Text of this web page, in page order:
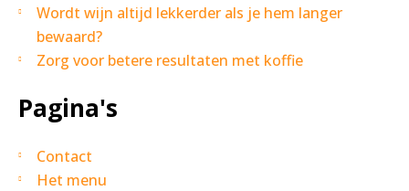
Wordt wijn altijd lekkerder als je hem langer
bewaard?
Zorg voor betere resultaten met koffie
Pagina's
Contact
Het menu